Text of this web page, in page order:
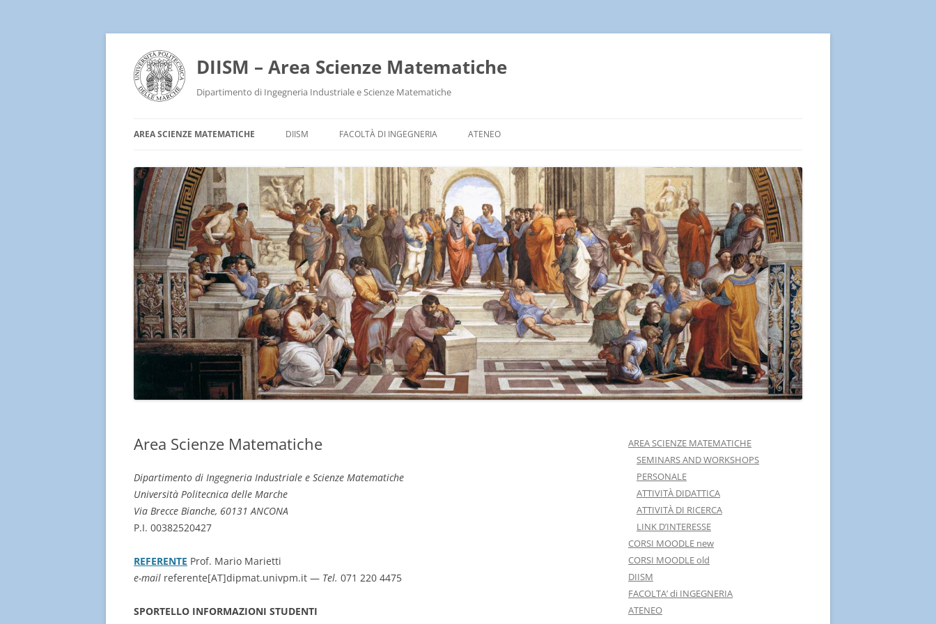
DIISM – Area Scienze Matematiche
Dipartimento di Ingegneria Industriale e Scienze Matematiche
AREA SCIENZE MATEMATICHE
PERSONALE
ATTIVITÀ DIDATTICA
ATTIVITÀ DI RICERCA
LINK D’INTERESSE
DIISM FACOLTÀ DI INGEGNERIA ATENEO
Area Scienze Matematiche
Dipartimento di Ingegneria Industriale e Scienze Matematiche
Università Politecnica delle Marche
Via Brecce Bianche, 60131 ANCONA
P.I. 00382520427
REFERENTE Prof. Mario Marietti
e-mail referente[AT]dipmat.univpm.it — Tel. 071 220 4475
SPORTELLO INFORMAZIONI STUDENTI
AREA SCIENZE MATEMATICHE
SEMINARS AND WORKSHOPS
PERSONALE
ATTIVITÀ DIDATTICA
ATTIVITÀ DI RICERCA
LINK D’INTERESSE
CORSI MOODLE new
CORSI MOODLE old
DIISM
FACOLTA’ di INGEGNERIA
ATENEO